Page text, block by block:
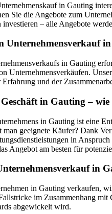
in Gauting
Sie die Angebote zum
– alle Angebote
Unternehmensverkauf
in Gauting
Unternehmensverkäufen.
und der
in Gauting –
in Gauting ist eine
man geeignete Käufer? Dank
in
Angebot am besten für
in
in Gauting verkaufen,
im Zusammenhang
abgewickelt wird.